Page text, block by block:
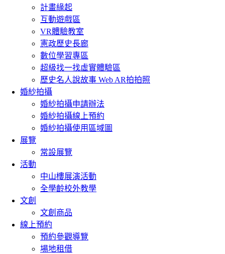
計畫緣起
互動遊戲區
VR體驗教室
憲政歷史長廊
數位學習專區
超級找一找虛實體驗區
歷史名人說故事 Web AR拍拍照
婚紗拍攝
婚紗拍攝申請辦法
婚紗拍攝線上預約
婚紗拍攝使用區域圖
展覽
常設展覽
活動
中山樓展演活動
全學齡校外教學
文創
文創商品
線上預約
預約參觀導覽
場地租借